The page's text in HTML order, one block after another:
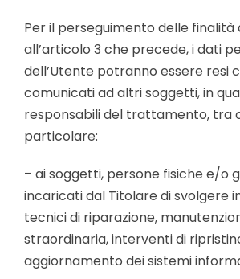
Per il perseguimento delle finalità
all’articolo 3 che precede, i dati
dell’Utente potranno essere resi
comunicati ad altri soggetti, in
responsabili del trattamento, tra
particolare:
– ai soggetti, persone fisiche e/o
incaricati dal Titolare di svolgere
tecnici di riparazione,
straordinaria, interventi di
aggiornamento dei sistemi